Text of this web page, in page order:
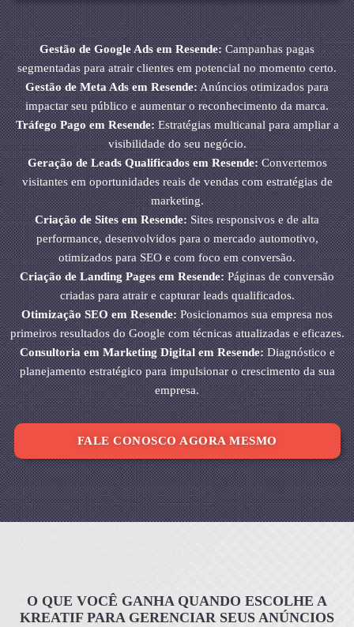
Gestão de Google Ads em Resende:Campanhas pagas
segmentadas para atrair clientes em potencial no momento certo.
Gestão de Meta Ads em Resende:Anúncios otimizados para
impactar seu público e aumentar o reconhecimento da marca.
Tráfego Pago em Resende:Estratégias multicanal para ampliar a
visibilidade do seu negócio.
Geração de Leads Qualificados em Resende:Convertemos
visitantes em oportunidades reais de vendas com estratégias de
marketing.
Criação de Sites em Resende:Sites responsivos e de alta
performance, desenvolvidos para o mercado automotivo,
otimizados para SEO e com foco em conversão.
Criação de Landing Pages em Resende:Páginas de conversão
criadas para atrair e capturar leads qualificados.
Otimização SEO em Resende:Posicionamos sua empresa nos
primeiros resultados do Google com técnicas atualizadas e eficazes.
Consultoria em Marketing Digital em Resende:Diagnóstico e
planejamento estratégico para impulsionar o crescimento da sua
empresa.
FALE CONOSCO AGORA MESMO
O QUE VOCÊ GANHA QUANDO ESCOLHE A
KREATIF PARA GERENCIAR SEUS ANÚNCIOS